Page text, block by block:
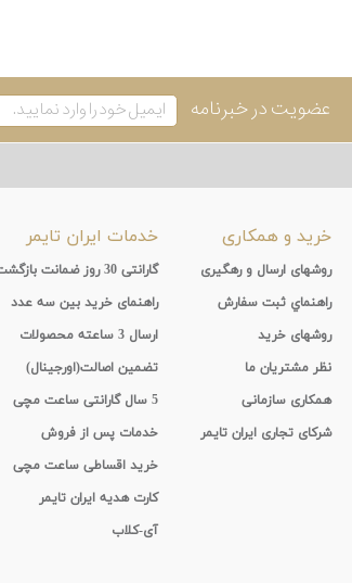
عضویت در خبرنامه
خرید و همکاری
روشهای ارسال و رهگیری
راهنماي ثبت سفارش
روشهای خرید
نظر مشتریان ما
همکاری سازمانی
شرکای تجاری ایران تایمر
خدمات ایران تایمر
گارانتی 30 روز ضمانت بازگشت
راهنمای خرید بین سه عدد
ارسال 3 ساعته محصولات
تضمین اصالت(اورجینال)
5 سال گارانتی ساعت مچی
خدمات پس از فروش
خرید اقساطی ساعت مچی
کارت هدیه ایران تایمر
آی-کلاب